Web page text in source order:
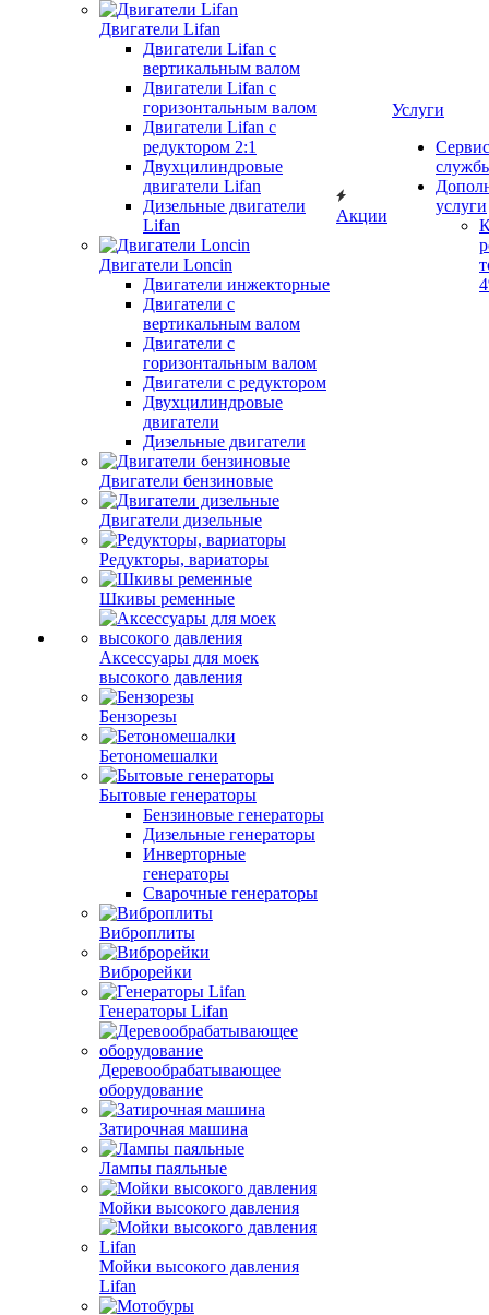
Двигатели Lifan
Двигатели Lifan с
вертикальным валом
Двигатели Lifan с
горизонтальным валом
Двигатели Lifan с
редуктором 2:1
Двухцилиндровые
двигатели Lifan
Дизельные двигатели
Lifan
Двигатели Loncin
Двигатели инжекторные
Двигатели с
вертикальным валом
Двигатели с
горизонтальным валом
Двигатели с редуктором
Двухцилиндровые
двигатели
Дизельные двигатели
Двигатели бензиновые
Двигатели дизельные
Редукторы, вариаторы
Шкивы ременные
Аксессуары для моек
высокого давления
Бензорезы
Бетономешалки
Бытовые генераторы
Бензиновые генераторы
Дизельные генераторы
Инверторные
генераторы
Сварочные генераторы
Виброплиты
Виброрейки
Генераторы Lifan
Деревообрабатывающее
оборудование
Затирочная машина
Лампы паяльные
Мойки высокого давления
Мойки высокого давления
Lifan
Акции
Услуги
услуги